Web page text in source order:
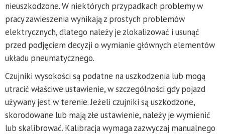
nieuszkodzone. W niektórych przypadkach problemy w
pracy zawieszenia wynikają z prostych problemów
elektrycznych, dlatego należy je zlokalizować i usunąć
przed podjęciem decyzji o wymianie głównych elementów
układu pneumatycznego.
Czujniki wysokości są podatne na uszkodzenia lub mogą
utracić właściwe ustawienie, w szczególności gdy pojazd
używany jest w terenie. Jeżeli czujniki są uszkodzone,
skorodowane lub mają złe ustawienie, należy je wymienić
lub skalibrować. Kalibracja wymaga zazwyczaj manualnego